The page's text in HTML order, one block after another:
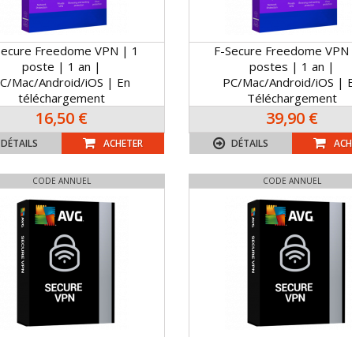
Freedome VPN | 1
poste | 1 an |
Mac/Android/iOS | En
téléchargement
16,50 €
DÉTAILS ACHETER
F-Secure Freedome
postes | 1 an |
PC/Mac/Android/iOS |
Téléchargement
39,90 €
DÉTAILS
CODE ANNUEL CODE ANNUEL